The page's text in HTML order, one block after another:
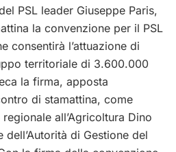
PSL leader Giuseppe Paris,
la convenzione per il PSL
consentirà l’attuazione di
territoriale di 3.600.000
la firma, apposta
di stamattina, come
all’Agricoltura Dino
di Gestione del